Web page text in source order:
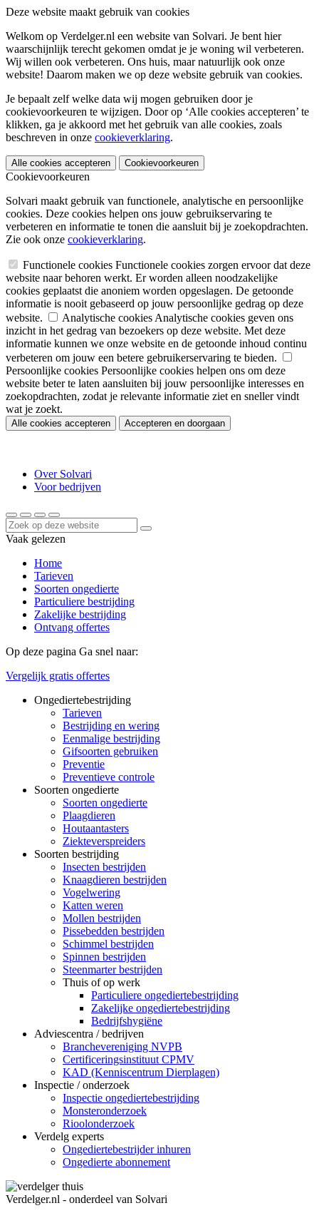
Deze website maakt gebruik van cookies
Welkom op Verdelger.nl een website van Solvari. Je bent hier
waarschijnlijk terecht gekomen omdat je je woning wil verbeteren.
Wij willen ook verbeteren. Ons huis, maar natuurlijk ook onze
website! Daarom maken we op deze website gebruik van cookies.
Je bepaalt zelf welke data wij mogen gebruiken door je
cookievoorkeuren te wijzigen. Door op ‘Alle cookies accepteren’ te
klikken, ga je akkoord met het gebruik van alle cookies, zoals
beschreven in onze cookieverklaring.
Alle cookies accepteren Cookievoorkeuren
Cookievoorkeuren
Solvari maakt gebruik van functionele, analytische en persoonlijke
cookies. Deze cookies helpen ons jouw gebruikservaring te
verbeteren en informatie te tonen die aansluit bij je zoekopdrachten.
Zie ook onze cookieverklaring.
Functionele cookies Functionele cookies zorgen ervoor dat deze
website naar behoren werkt. Er worden alleen noodzakelijke
cookies geplaatst die anoniem worden opgeslagen. De getoonde
informatie is nooit gebaseerd op jouw persoonlijke gedrag op deze
website.
Analytische cookies Analytische cookies geven ons
inzicht in het gedrag van bezoekers op deze website. Met deze
informatie kunnen we onze website en de getoonde inhoud continu
verbeteren om jouw een betere gebruikerservaring te bieden.
Persoonlijke cookies Persoonlijke cookies helpen ons om deze
website beter te laten aansluiten bij jouw persoonlijke interesses en
zoekopdrachten, zodat je relevante informatie ziet en sneller vindt
wat je zoekt.
Alle cookies accepteren Accepteren en doorgaan
Over Solvari
Voor bedrijven
Vaak gelezen
Home
Tarieven
Soorten ongedierte
Particuliere bestrijding
Zakelijke bestrijding
Ontvang offertes
Op deze pagina Ga snel naar:
Vergelijk gratis offertes
Ongediertebestrijding
Tarieven
Bestrijding en wering
Eenmalige bestrijding
Gifsoorten gebruiken
Preventie
Preventieve controle
Soorten ongedierte
Soorten ongedierte
Plaagdieren
Houtaantasters
Ziekteverspreiders
Soorten bestrijding
Insecten bestrijden
Knaagdieren bestrijden
Vogelwering
Katten weren
Mollen bestrijden
Pissebedden bestrijden
Schimmel bestrijden
Spinnen bestrijden
Steenmarter bestrijden
Thuis of op werk
Particuliere ongediertebestrijding
Zakelijke ongediertebestrijding
Bedrijfshygiëne
Adviescentra / bedrijven
Branchevereniging NVPB
Certificeringsinstituut CPMV
KAD (Kenniscentrum Dierplagen)
Inspectie / onderzoek
Inspectie ongediertebestrijding
Monsteronderzoek
Rioolonderzoek
Verdelg experts
Ongediertebestrijder inhuren
Ongedierte abonnement
Verdelger.nl - onderdeel van Solvari